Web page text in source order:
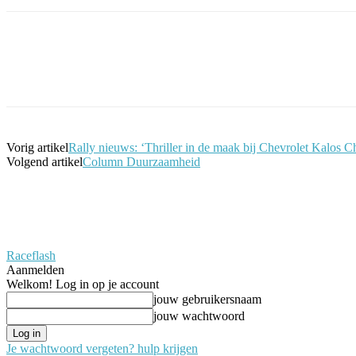
Vorig artikelRally nieuws: ‘Thriller in de maak bij Chevrolet Kalos
Volgend artikelColumn Duurzaamheid
Raceflash
Aanmelden
Welkom! Log in op je account
jouw gebruikersnaam
jouw wachtwoord
Je wachtwoord vergeten? hulp krijgen